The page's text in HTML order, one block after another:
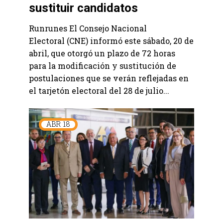
sustituir candidatos
Runrunes El Consejo Nacional
Electoral (CNE) informó este sábado, 20 de
abril, que otorgó un plazo de 72 horas
para la modificación y sustitución de
postulaciones que se verán reflejadas en
el tarjetón electoral del 28 de julio...
ABR 18